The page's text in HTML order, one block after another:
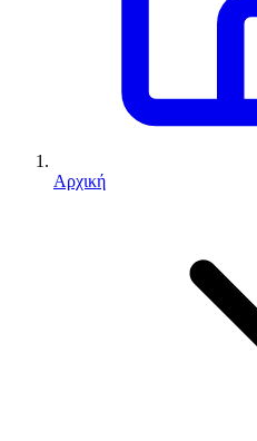
Αρχική